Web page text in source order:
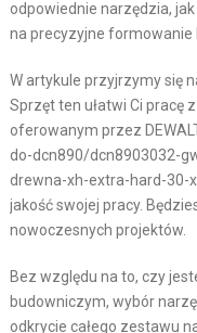
odpowiednie narzędzia, jak
na precyzyjne formowanie
W artykule przyjrzymy się
Sprzęt ten ułatwi Ci pracę
oferowanym przez
do-dcn890/dcn8903032-
drewna-xh-extra-hard-30-
jakość swojej pracy.
nowoczesnych projektów.
Bez względu na to, czy
budowniczym, wybór
odkrycie całego zestawu